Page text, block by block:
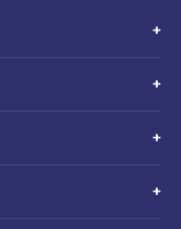
+
+
+
+